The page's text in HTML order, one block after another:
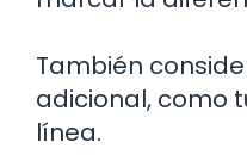
También
adicional, como
línea.